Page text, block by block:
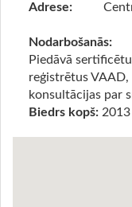
Adrese:
Nodarbošanās:
Piedāvā
reģistrētus
konsultācijas par
Biedrs kopš: 2013